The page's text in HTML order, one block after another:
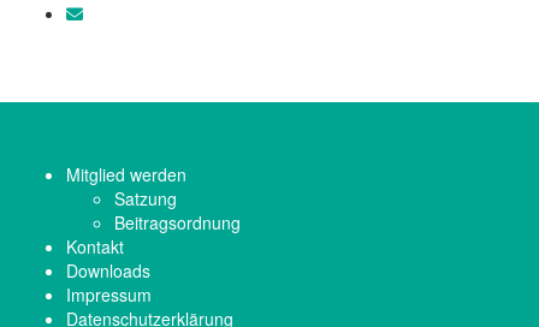
Mitglied werden
Satzung
Beitragsordnung
Kontakt
Downloads
Impressum
Datenschutzerklärung